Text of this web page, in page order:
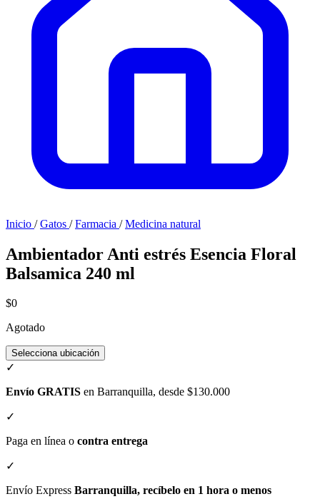
Inicio / Gatos / Farmacia / Medicina natural
Ambientador Anti estrés Esencia Floral
Balsamica 240 ml
$0
Agotado
Selecciona ubicación
✓
Envío GRATIS en Barranquilla, desde $130.000
✓
Paga en línea o contra entrega
✓
Envío Express Barranquilla, recíbelo en 1 hora o menos